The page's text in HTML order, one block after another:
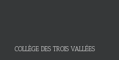
COLLÈGE DES TROIS VALLÉES